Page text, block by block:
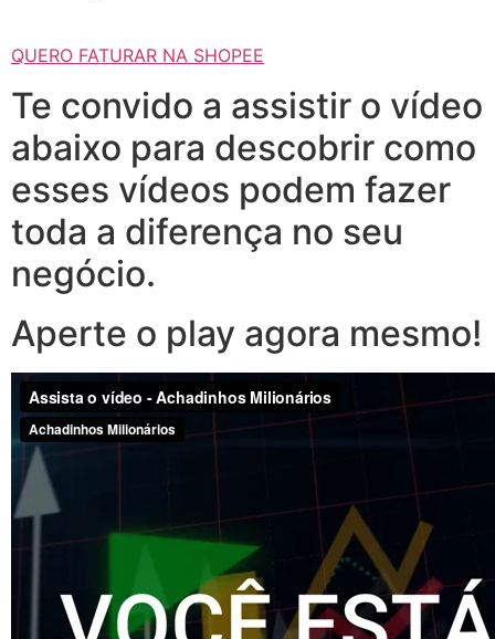
QUERO FATURAR NA SHOPEE
Te convido a assistir o vídeo
abaixo para descobrir como
esses vídeos podem fazer
toda a diferença no seu
negócio.
Aperte o play agora mesmo!